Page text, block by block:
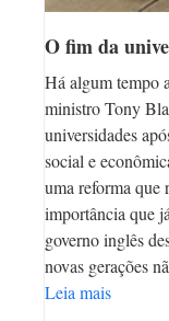
O fim da
Há algum tempo
ministro Tony
universidades
social e
uma reforma que
importância que
governo inglês
novas gerações
Leia mais